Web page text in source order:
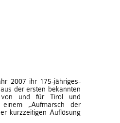
2007 ihr 175-jähriges-
der ersten bekannten
von und für Tirol und
„Aufmarsch der
kurzzeitigen Auflösung